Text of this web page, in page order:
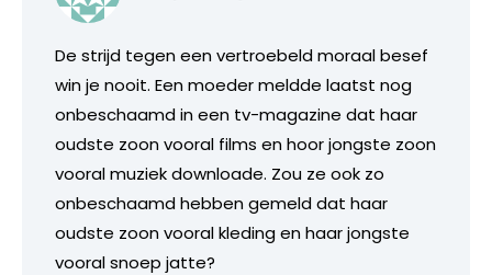
De strijd tegen een vertroebeld moraal besef
win je nooit. Een moeder meldde laatst nog
onbeschaamd in een tv-magazine dat haar
oudste zoon vooral films en hoor jongste zoon
vooral muziek downloade. Zou ze ook zo
onbeschaamd hebben gemeld dat haar
oudste zoon vooral kleding en haar jongste
vooral snoep jatte?